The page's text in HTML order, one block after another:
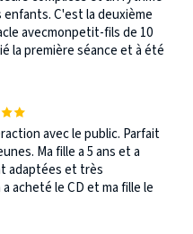
C'est la deuxième
avecmonpetit-fils de 10
la première séance et à été
avec le public. Parfait
Ma fille a 5 ans et a
adaptées et très
acheté le CD et ma fille le